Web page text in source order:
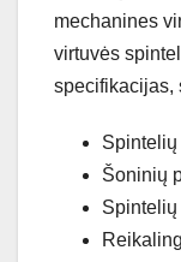
mechanines
virtuvės
specifikacijas,
Spintelių
Šoninių
Spintelių